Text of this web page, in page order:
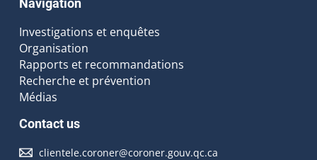
Navigation
Investigations et enquêtes
Organisation
Rapports et recommandations
Recherche et prévention
Médias
Contact us
clientele.coroner@coroner.gouv.qc.ca